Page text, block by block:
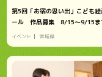
第5回「お宿の思い出」こども
ール 作品募集 8/15～9/15ま
イベント 宮城県